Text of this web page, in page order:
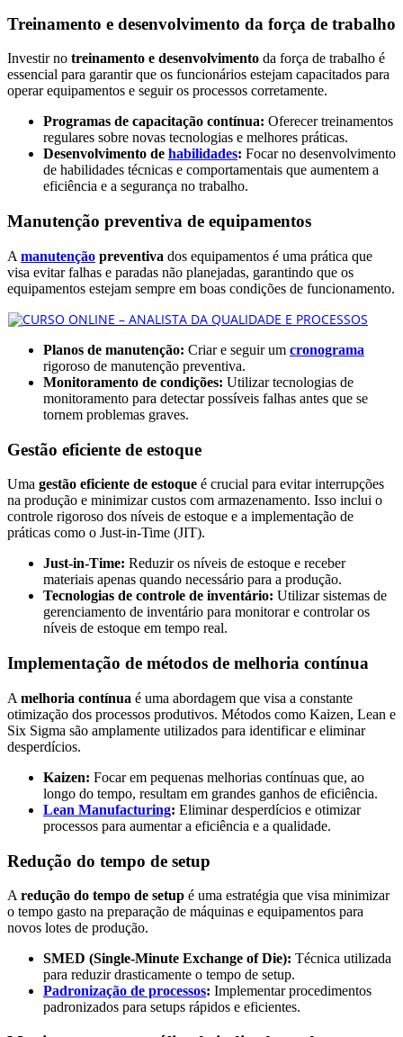
Treinamento e desenvolvimento da força de trabalho
Investir no treinamento e desenvolvimento da força de trabalho é
essencial para garantir que os funcionários estejam capacitados para
operar equipamentos e seguir os processos corretamente.
Programas de capacitação contínua: Oferecer treinamentos
regulares sobre novas tecnologias e melhores práticas.
Desenvolvimento de habilidades: Focar no desenvolvimento
de habilidades técnicas e comportamentais que aumentem a
eficiência e a segurança no trabalho.
Manutenção preventiva de equipamentos
A manutenção preventiva dos equipamentos é uma prática que
visa evitar falhas e paradas não planejadas, garantindo que os
equipamentos estejam sempre em boas condições de funcionamento.
Planos de manutenção: Criar e seguir um cronograma
rigoroso de manutenção preventiva.
Monitoramento de condições: Utilizar tecnologias de
monitoramento para detectar possíveis falhas antes que se
tornem problemas graves.
Gestão eficiente de estoque
Uma gestão eficiente de estoque é crucial para evitar interrupções
na produção e minimizar custos com armazenamento. Isso inclui o
controle rigoroso dos níveis de estoque e a implementação de
práticas como o Just-in-Time (JIT).
Just-in-Time: Reduzir os níveis de estoque e receber
materiais apenas quando necessário para a produção.
Tecnologias de controle de inventário: Utilizar sistemas de
gerenciamento de inventário para monitorar e controlar os
níveis de estoque em tempo real.
Implementação de métodos de melhoria contínua
A melhoria contínua é uma abordagem que visa a constante
otimização dos processos produtivos. Métodos como Kaizen, Lean e
Six Sigma são amplamente utilizados para identificar e eliminar
desperdícios.
Kaizen: Focar em pequenas melhorias contínuas que, ao
longo do tempo, resultam em grandes ganhos de eficiência.
Lean Manufacturing: Eliminar desperdícios e otimizar
processos para aumentar a eficiência e a qualidade.
Redução do tempo de setup
A redução do tempo de setup é uma estratégia que visa minimizar
o tempo gasto na preparação de máquinas e equipamentos para
novos lotes de produção.
SMED (Single-Minute Exchange of Die): Técnica utilizada
para reduzir drasticamente o tempo de setup.
Padronização de processos: Implementar procedimentos
padronizados para setups rápidos e eficientes.